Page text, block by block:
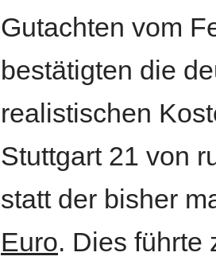
Gutachten vom
bestätigten die
realistischen
Stuttgart 21 von
statt der bisher
Euro. Dies führte